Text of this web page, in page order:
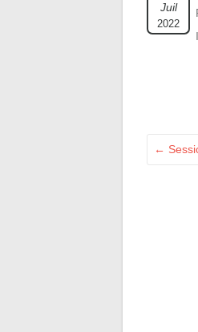
Juil
2022
←